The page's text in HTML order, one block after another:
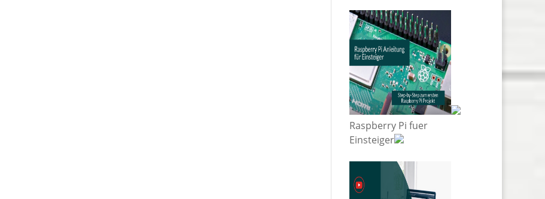
Raspberry Pi fuer
Einsteiger